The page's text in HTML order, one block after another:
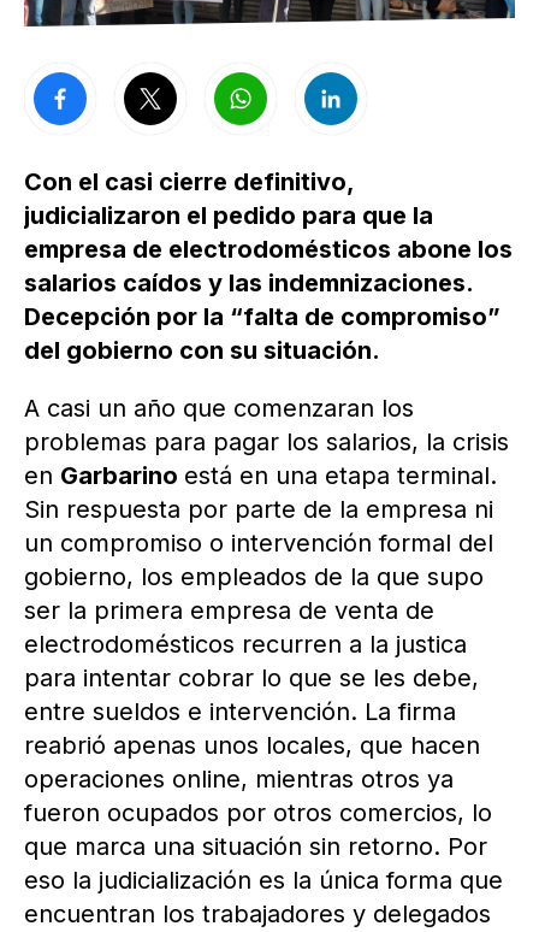
Con el casi cierre definitivo,
judicializaron el pedido para que la
empresa de electrodomésticos abone los
salarios caídos y las indemnizaciones.
Decepción por la “falta de compromiso”
del gobierno con su situación.
A casi un año que comenzaran los
problemas para pagar los salarios, la crisis
en Garbarino está en una etapa terminal.
Sin respuesta por parte de la empresa ni
un compromiso o intervención formal del
gobierno, los empleados de la que supo
ser la primera empresa de venta de
electrodomésticos recurren a la justica
para intentar cobrar lo que se les debe,
entre sueldos e intervención. La firma
reabrió apenas unos locales, que hacen
operaciones online, mientras otros ya
fueron ocupados por otros comercios, lo
que marca una situación sin retorno. Por
eso la judicialización es la única forma que
encuentran los trabajadores y delegados